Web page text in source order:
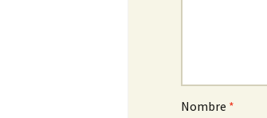
Nombre *